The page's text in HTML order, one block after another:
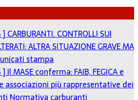
]CARBURANTI. CONTROLLI SUI
ALTRA SITUAZIONE GRAVE MA
stampa
]Il MASE conferma: FAIB, FEGICA e
associazioni più rappresentative dei
Normativa carburanti